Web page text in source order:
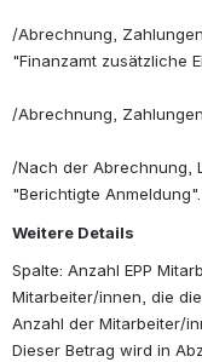
/Abrechnung,
"Finanzamt zusätzliche
/Abrechnung,
/Nach der Abrechnung,
"Berichtigte Anmeldung".
Weitere Details
Spalte: Anzahl EPP
Mitarbeiter/innen, die
Anzahl der Mitarbeiter/
Dieser Betrag wird in